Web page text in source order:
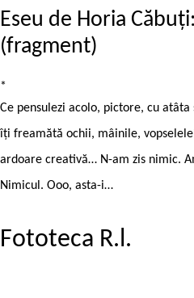
Eseu de Horia
(fragment)
*
Ce pensulezi acolo, pictore, cu
îți freamătă ochii, mâinile,
ardoare creativă… N-am zis nimic.
Nimicul. Ooo, asta-i…
Fototeca R.l.